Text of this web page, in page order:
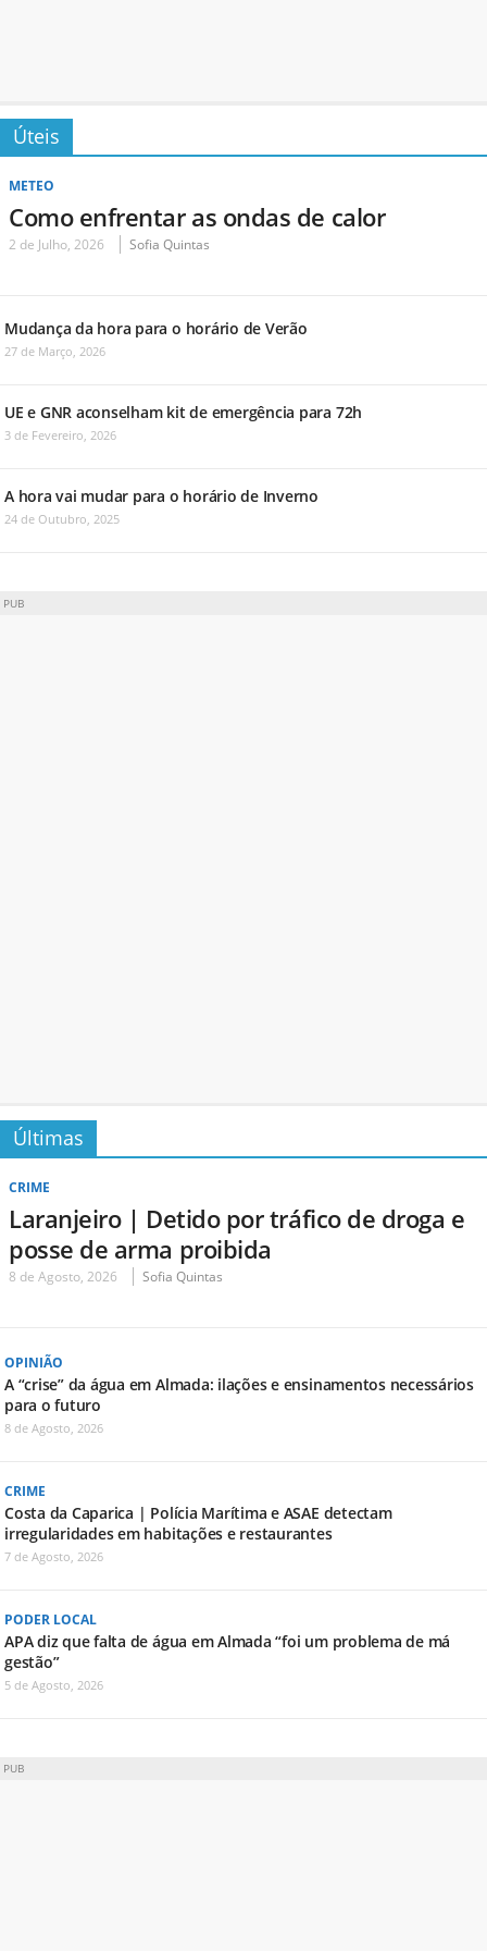
Úteis
METEO
Como enfrentar as ondas de calor
2 de Julho, 2026 Sofia Quintas
Mudança da hora para o horário de Verão
27 de Março, 2026
UE e GNR aconselham kit de emergência para 72h
3 de Fevereiro, 2026
A hora vai mudar para o horário de Inverno
24 de Outubro, 2025
PUB
Últimas
CRIME
Laranjeiro | Detido por tráfico de droga e
posse de arma proibida
8 de Agosto, 2026 Sofia Quintas
OPINIÃO
A “crise” da água em Almada: ilações e ensinamentos necessários
para o futuro
8 de Agosto, 2026
CRIME
Costa da Caparica | Polícia Marítima e ASAE detectam
irregularidades em habitações e restaurantes
7 de Agosto, 2026
PODER LOCAL
APA diz que falta de água em Almada “foi um problema de má
gestão”
5 de Agosto, 2026
PUB